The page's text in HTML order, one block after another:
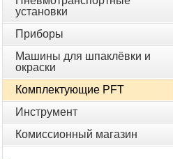
установки
Приборы
Машины для шпаклёвки и
окраски
Комплектующие PFT
Инструмент
Комиссионный магазин